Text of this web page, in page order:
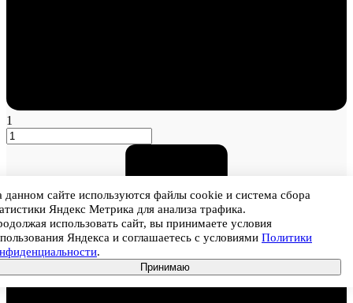
1
данном сайте используются файлы cookie и система сбора
Яндекс Метрика для анализа трафика.
использовать сайт, вы принимаете условия
Яндекса и соглашаетесь с условиями Политики
.
Принимаю